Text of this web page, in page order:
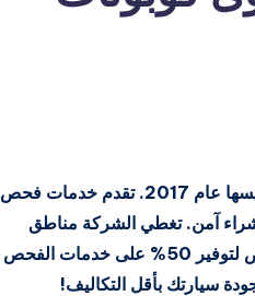
شركة فاحص هي الخيار الموثوق في السعودية لفحص السيارات المستعملة منذ تأسيسها عام 2017. تقدم خدمات فحص
شراء آمن. تغطي الشركة مناطق
متعددة مثل جدة، مع فريق متخصص وتكنولوجيا متطورة. استفد من كود خصم فاحص لتوفير 50% على خدمات الفحص
سيارتك بأقل التكاليف!